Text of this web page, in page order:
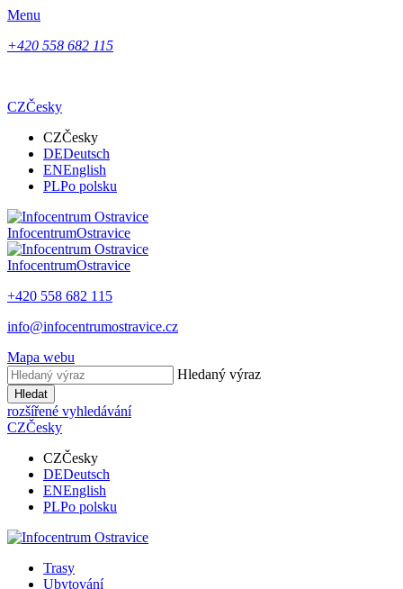
Menu
+420 558 682 115
CZČesky
CZČesky
DEDeutsch
ENEnglish
PLPo polsku
InfocentrumOstravice
InfocentrumOstravice
+420 558 682 115
info@infocentrumostravice.cz
Mapa webu
Hledaný výraz
Hledat
rozšířené vyhledávání
CZČesky
CZČesky
DEDeutsch
ENEnglish
PLPo polsku
Trasy
Ubytování